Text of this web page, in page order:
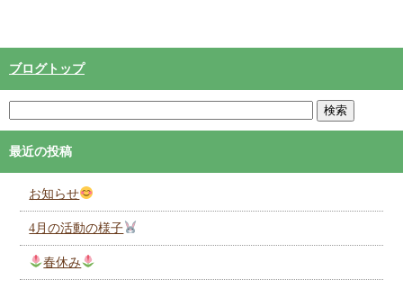
ブログトップ
最近の投稿
お知らせ
4月の活動の様子
春休み